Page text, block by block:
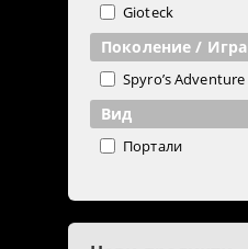
Gioteck
Поколение / Игра
Spyro’s Adventure
Вид
Портали